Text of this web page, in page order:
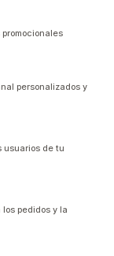
personalizados y
usuarios de tu
pedidos y la